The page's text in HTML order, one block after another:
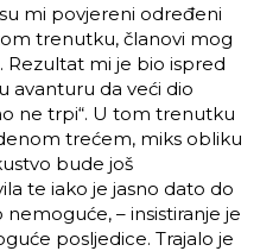
mi povjereni određeni
trenutku, članovi mog
Rezultat mi je bio ispred
avanturu da veći dio
ne trpi“. U tom trenutku
trećem, miks obliku
bude još
te iako je jasno dato do
– insistiranje je
posljedice. Trajalo je